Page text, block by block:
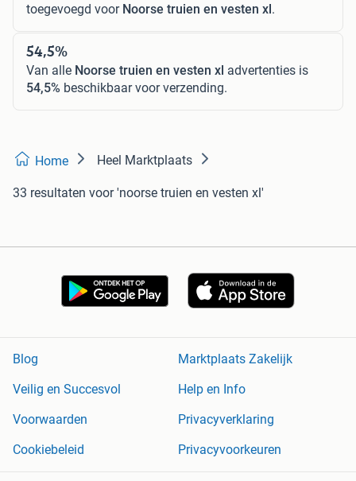
toegevoegd voor Noorse truien en vesten xl.
54,5%
Van alle Noorse truien en vesten xl advertenties is
54,5% beschikbaar voor verzending.
Home Heel Marktplaats
33 resultaten voor 'noorse truien en vesten xl'
Blog
Marktplaats Zakelijk
Veilig en Succesvol
Help en Info
Voorwaarden
Privacyverklaring
Cookiebeleid
Privacyvoorkeuren